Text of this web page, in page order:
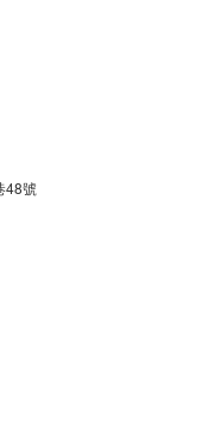
48號